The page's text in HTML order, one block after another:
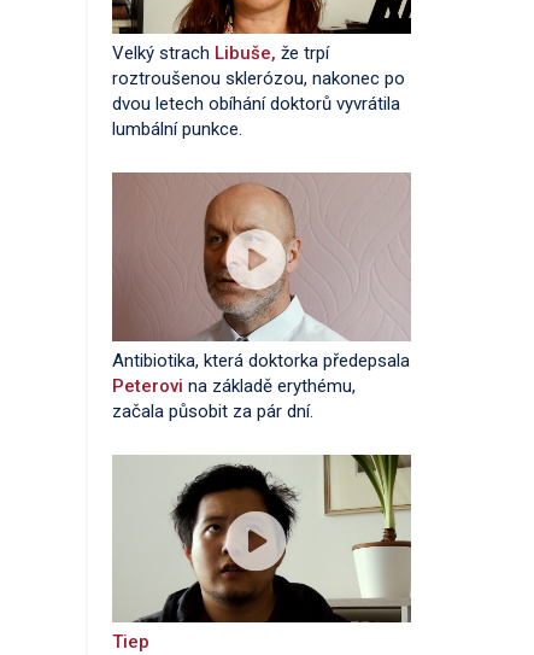
Velký strach Libuše, že trpí
roztroušenou sklerózou, nakonec po
dvou letech obíhání doktorů vyvrátila
lumbální punkce.
Antibiotika, která doktorka předepsala
Peterovi na základě erythému,
začala působit za pár dní.
Tiep